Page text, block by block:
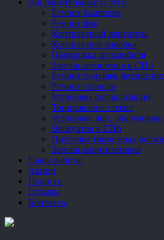
Дополнительные услуги
Ремонт бамперов
Ремонт фар
Контрактный двигатель
Контрактная коробка
Полировка автомобиля
Замена автостекол в СПб
Ремонт подушек
Ремонт торпедо
Установка сигнализации
Тонирование стекол
Установка доп.
Эвакуатор в СПб
Проточка тормозных
Замена амортизаторов
Наши работы
Акции
Новости
Отзывы
Контакты